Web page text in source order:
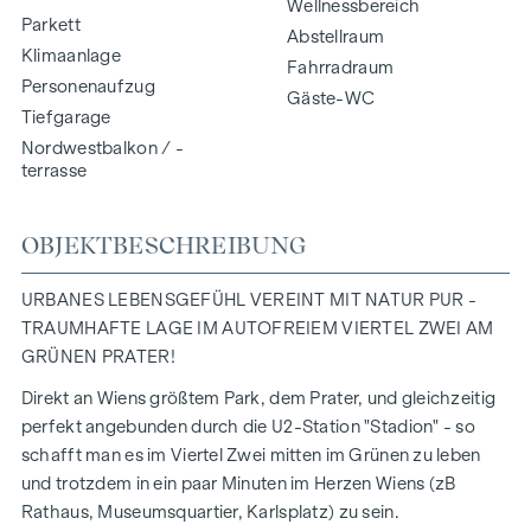
Parkett
Klimaanlage
Personenaufzug
Tiefgarage
Nordwestbalkon / -
terrasse
Wellnessbereich
Abstellraum
Fahrradraum
Gäste-WC
OBJEKTBESCHREIBUNG
URBANES LEBENSGEFÜHL VEREINT MIT NATUR PUR -
TRAUMHAFTE LAGE IM AUTOFREIEM VIERTEL ZWEI AM
GRÜNEN PRATER!
Direkt an Wiens größtem Park, dem Prater, und gleichzeitig
perfekt angebunden durch die U2-Station "Stadion" - so
schafft man es im Viertel Zwei mitten im Grünen zu leben
und trotzdem in ein paar Minuten im Herzen Wiens (zB
Rathaus, Museumsquartier, Karlsplatz) zu sein.